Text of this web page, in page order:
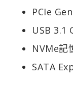
PCIe
USB 3.1
NVMe記
SATA